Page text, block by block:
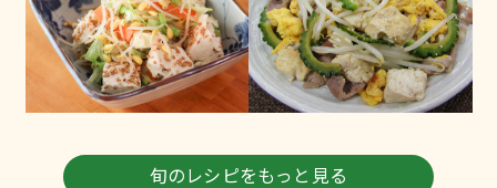
旬のレシピをもっと見る